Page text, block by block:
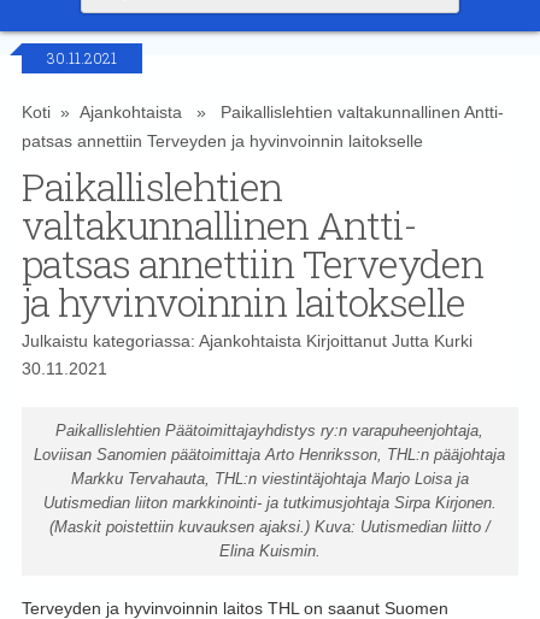
30.11.2021
Koti» Ajankohtaista » Paikallislehtien valtakunnallinen Antti-
patsas annettiin Terveyden ja hyvinvoinnin laitokselle
Paikallislehtien
valtakunnallinen Antti-
patsas annettiin Terveyden
ja hyvinvoinnin laitokselle
Julkaistu kategoriassa: Ajankohtaista Kirjoittanut Jutta Kurki
30.11.2021
Paikallislehtien Päätoimittajayhdistys ry:n varapuheenjohtaja,
Loviisan Sanomien päätoimittaja Arto Henriksson, THL:n pääjohtaja
Markku Tervahauta, THL:n viestintäjohtaja Marjo Loisa ja
Uutismedian liiton markkinointi- ja tutkimusjohtaja Sirpa Kirjonen.
(Maskit poistettiin kuvauksen ajaksi.) Kuva: Uutismedian liitto /
Elina Kuismin.
Terveyden ja hyvinvoinnin laitos THL on saanut Suomen